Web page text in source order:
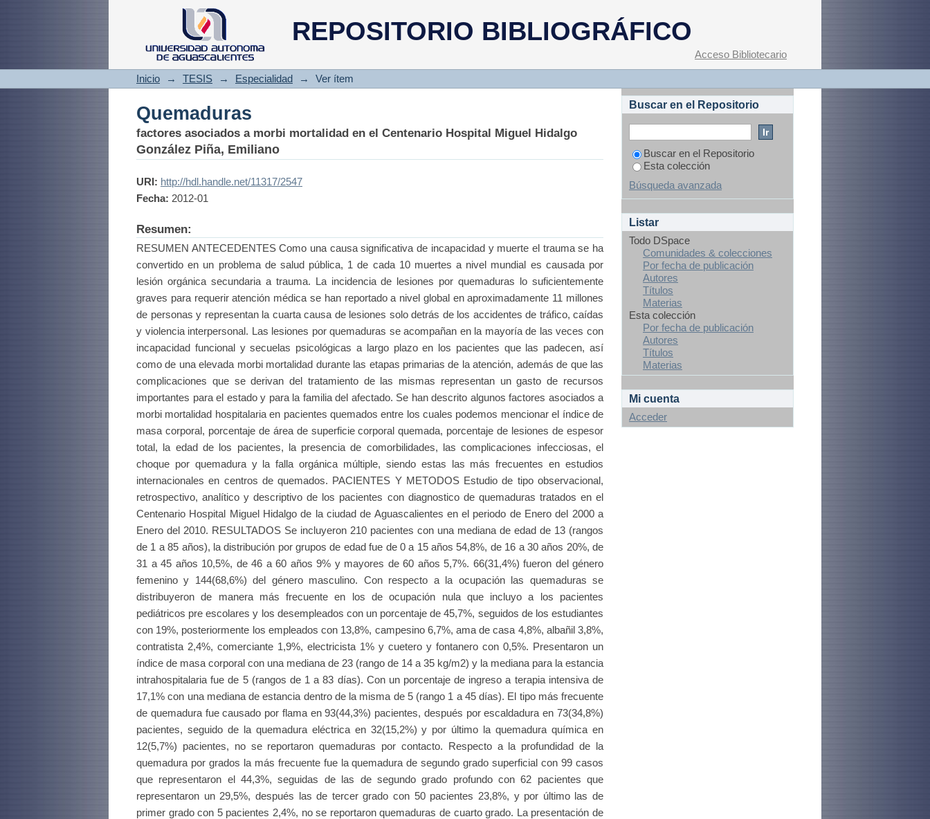
REPOSITORIO BIBLIOGRÁFICO
Quemaduras
Acceso Bibliotecario
Inicio → TESIS → Especialidad → Ver ítem
Quemaduras
factores asociados a morbi mortalidad en el Centenario Hospital Miguel Hidalgo
González Piña, Emiliano
URI: http://hdl.handle.net/11317/2547
Fecha: 2012-01
Resumen:
RESUMEN ANTECEDENTES Como una causa significativa de incapacidad y muerte el trauma se ha
convertido en un problema de salud pública, 1 de cada 10 muertes a nivel mundial es causada por
lesión orgánica secundaria a trauma. La incidencia de lesiones por quemaduras lo suficientemente
graves para requerir atención médica se han reportado a nivel global en aproximadamente 11 millones
de personas y representan la cuarta causa de lesiones solo detrás de los accidentes de tráfico, caídas
y violencia interpersonal. Las lesiones por quemaduras se acompañan en la mayoría de las veces con
incapacidad funcional y secuelas psicológicas a largo plazo en los pacientes que las padecen, así
como de una elevada morbi mortalidad durante las etapas primarias de la atención, además de que las
complicaciones que se derivan del tratamiento de las mismas representan un gasto de recursos
importantes para el estado y para la familia del afectado. Se han descrito algunos factores asociados a
morbi mortalidad hospitalaria en pacientes quemados entre los cuales podemos mencionar el índice de
masa corporal, porcentaje de área de superficie corporal quemada, porcentaje de lesiones de espesor
total, la edad de los pacientes, la presencia de comorbilidades, las complicaciones infecciosas, el
choque por quemadura y la falla orgánica múltiple, siendo estas las más frecuentes en estudios
internacionales en centros de quemados. PACIENTES Y METODOS Estudio de tipo observacional,
retrospectivo, analítico y descriptivo de los pacientes con diagnostico de quemaduras tratados en el
Centenario Hospital Miguel Hidalgo de la ciudad de Aguascalientes en el periodo de Enero del 2000 a
Enero del 2010. RESULTADOS Se incluyeron 210 pacientes con una mediana de edad de 13 (rangos
de 1 a 85 años), la distribución por grupos de edad fue de 0 a 15 años 54,8%, de 16 a 30 años 20%, de
31 a 45 años 10,5%, de 46 a 60 años 9% y mayores de 60 años 5,7%. 66(31,4%) fueron del género
femenino y 144(68,6%) del género masculino. Con respecto a la ocupación las quemaduras se
distribuyeron de manera más frecuente en los de ocupación nula que incluyo a los pacientes
pediátricos pre escolares y los desempleados con un porcentaje de 45,7%, seguidos de los estudiantes
con 19%, posteriormente los empleados con 13,8%, campesino 6,7%, ama de casa 4,8%, albañil 3,8%,
contratista 2,4%, comerciante 1,9%, electricista 1% y cuetero y fontanero con 0,5%. Presentaron un
índice de masa corporal con una mediana de 23 (rango de 14 a 35 kg/m2) y la mediana para la estancia
intrahospitalaria fue de 5 (rangos de 1 a 83 días). Con un porcentaje de ingreso a terapia intensiva de
17,1% con una mediana de estancia dentro de la misma de 5 (rango 1 a 45 días). El tipo más frecuente
de quemadura fue causado por flama en 93(44,3%) pacientes, después por escaldadura en 73(34,8%)
pacientes, seguido de la quemadura eléctrica en 32(15,2%) y por último la quemadura química en
12(5,7%) pacientes, no se reportaron quemaduras por contacto. Respecto a la profundidad de la
quemadura por grados la más frecuente fue la quemadura de segundo grado superficial con 99 casos
que representaron el 44,3%, seguidas de las de segundo grado profundo con 62 pacientes que
representaron un 29,5%, después las de tercer grado con 50 pacientes 23,8%, y por último las de
primer grado con 5 pacientes 2,4%, no se reportaron quemaduras de cuarto grado. La presentación de
Buscar en el Repositorio
Buscar en el Repositorio
Esta colección
Búsqueda avanzada
Listar
Todo DSpace
Comunidades & colecciones
Por fecha de publicación
Autores
Títulos
Materias
Esta colección
Por fecha de publicación
Autores
Títulos
Materias
Mi cuenta
Acceder